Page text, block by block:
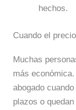
hechos.
Cuando el
Muchas
más
abogado
plazos o